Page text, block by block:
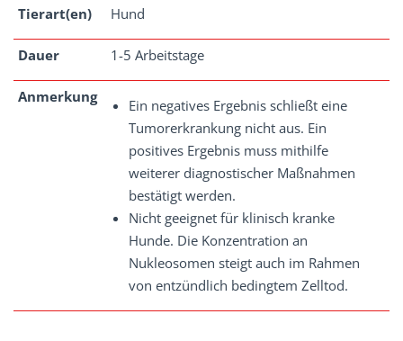
Tierart(en) Hund
Dauer 1-5 Arbeitstage
Anmerkung
Ein negatives Ergebnis schließt eine
Tumorerkrankung nicht aus. Ein
positives Ergebnis muss mithilfe
weiterer diagnostischer Maßnahmen
bestätigt werden.
Nicht geeignet für klinisch kranke
Hunde. Die Konzentration an
Nukleosomen steigt auch im Rahmen
von entzündlich bedingtem Zelltod.